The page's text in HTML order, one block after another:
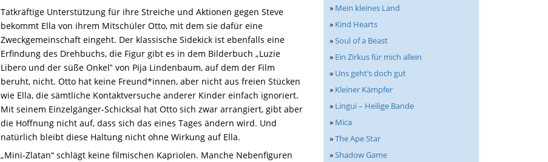
Tatkräftige Unterstützung für ihre Streiche und Aktionen gegen Steve
bekommt Ella von ihrem Mitschüler Otto, mit dem sie dafür eine
Zweckgemeinschaft eingeht. Der klassische Sidekick ist ebenfalls eine
Erfindung des Drehbuchs, die Figur gibt es in dem Bilderbuch „Luzie
Libero und der süße Onkel‟ von Pija Lindenbaum, auf dem der Film
beruht, nicht. Otto hat keine Freund*innen, aber nicht aus freien Stücken
wie Ella, die sämtliche Kontaktversuche anderer Kinder einfach ignoriert.
Mit seinem Einzelgänger-Schicksal hat Otto sich zwar arrangiert, gibt aber
die Hoffnung nicht auf, dass sich das eines Tages ändern wird. Und
natürlich bleibt diese Haltung nicht ohne Wirkung auf Ella.
„Mini-Zlatan“ schlägt keine filmischen Kapriolen. Manche Nebenfiguren
» Mein kleines Land
» Kind Hearts
»Soul of a Beast
» Ein Zirkus für mich allein
» Uns geht‘s doch gut
» Kleiner Kämpfer
» Lingui – Heilige Bande
» Mica
»The Ape Star
»Shadow Game